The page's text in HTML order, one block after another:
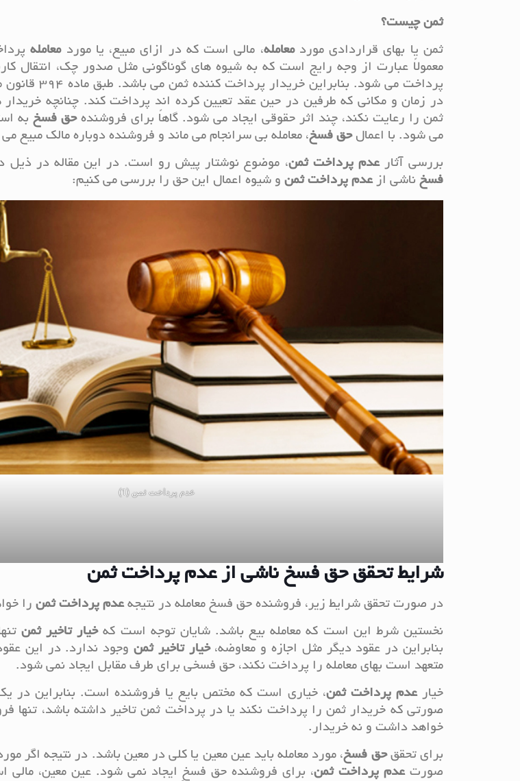
ثمن چیست؟
ثمن یا بهای قراردادی موردمعامله، مالی است که در ازای مبیع، یا موردمعامله
معمولاً عبارت از وجه رایج است که به شیوه های گوناگونی مثل صدور چک، انتقال
پرداخت می شود.
در زمان و مکانی که طرفین در حین عقد تعیین کرده اند پرداخت کند. چنانچه
ثمن را رعایت نکند، چند اثر حقوقی ایجاد می شود. گاهاً برای فروشندهحق فسخبه
می شود. با اعمالحق فسخ، معامله بی سرانجام می ماند و فروشنده دوباره مالک مبیع
بررسی آثارعدم پرداخت ثمن، موضوع نوشتار پیش رو است. در این مقاله در
فسخ ناشی ازعدم پرداخت ثمن و شیوه اعمال این حق را بررسی می کنیم:
عدم پرداخت ثمن (1)
شرایط تحقق حق فسخ ناشی از عدم پرداخت ثمن
در صورت تحقق شرایط زیر، فروشنده حق فسخ معامله در نتیجهعدم پرداخت ثمن را
نخستین شرط این است که معامله بیع باشد. شایان توجه است کهخیار تاخیر ثمن
بنابراین در عقود دیگر مثل اجازه و معاوضه،خیار تاخیر ثمنوجود ندارد. در این
متعهد است بهای معامله را پرداخت نکند، حق فسخی برای طرف مقابل ایجاد نمی شود.
خیارعدم پرداخت ثمن، خیاری است که مختص بایع یا فروشنده است. بنابراین در
صورتی که خریدار ثمن را پرداخت نکند یا در پرداخت ثمن تاخیر داشته باشد، تنها
خواهد داشت و نه خریدار.
برای تحققحق فسخ، مورد معامله باید عین معین یا کلی در معین باشد. در نتیجه اگر
صورتعدم پرداخت ثمن، برای فروشنده حق فسخ ایجاد نمی شود. عین معین،